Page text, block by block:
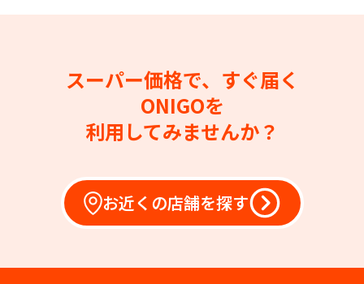
スーパー価格で、すぐ届く
ONIGOを
利用してみませんか？
お近くの店舗を探す